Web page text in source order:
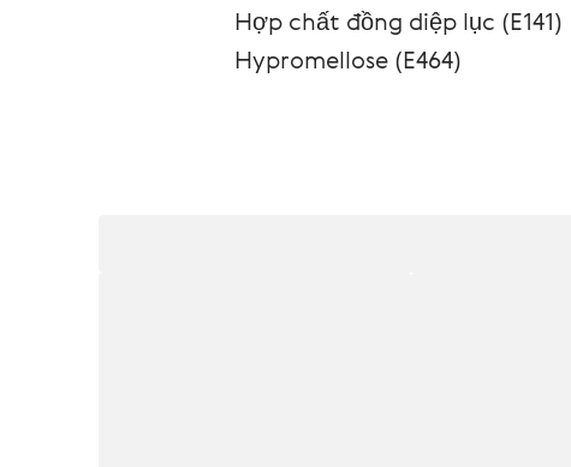
Hợp chất đồng diệp lục (E141)
Hypromellose (E464)